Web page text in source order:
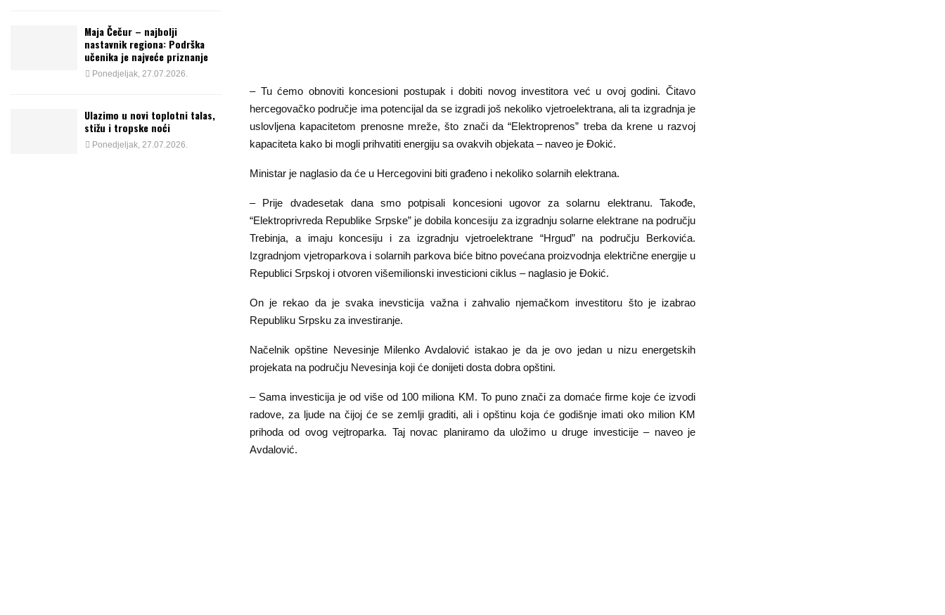
– Tu ćemo obnoviti koncesioni postupak i dobiti novog investitora već u ovoj godini. Čitavo
hercegovačko područje ima potencijal da se izgradi još nekoliko vjetroelektrana, ali ta izgradnja je
uslovljena kapacitetom prenosne mreže, što znači da “Elektroprenos” treba da krene u razvoj
kapaciteta kako bi mogli prihvatiti energiju sa ovakvih objekata – naveo je Đokić.
Ministar je naglasio da će u Hercegovini biti građeno i nekoliko solarnih elektrana.
– Prije dvadesetak dana smo potpisali koncesioni ugovor za solarnu elektranu. Takođe,
“Elektroprivreda Republike Srpske” je dobila koncesiju za izgradnju solarne elektrane na području
Trebinja, a imaju koncesiju i za izgradnju vjetroelektrane “Hrgud” na području Berkovića.
Izgradnjom vjetroparkova i solarnih parkova biće bitno povećana proizvodnja električne energije u
Republici Srpskoj i otvoren višemilionski investicioni ciklus – naglasio je Đokić.
On je rekao da je svaka inevsticija važna i zahvalio njemačkom investitoru što je izabrao
Republiku Srpsku za investiranje.
Načelnik opštine Nevesinje Milenko Avdalović istakao je da je ovo jedan u nizu energetskih
projekata na području Nevesinja koji će donijeti dosta dobra opštini.
– Sama investicija je od više od 100 miliona KM. To puno znači za domaće firme koje će izvodi
radove, za ljude na čijoj će se zemlji graditi, ali i opštinu koja će godišnje imati oko milion KM
prihoda od ovog vejtroparka. Taj novac planiramo da uložimo u druge investicije – naveo je
Avdalović.
Maja Čečur – najbolji
nastavnik regiona: Podrška
učenika je najveće priznanje
Ponedjeljak, 27.07.2026.
Ulazimo u novi toplotni talas,
stižu i tropske noći
Ponedjeljak, 27.07.2026.